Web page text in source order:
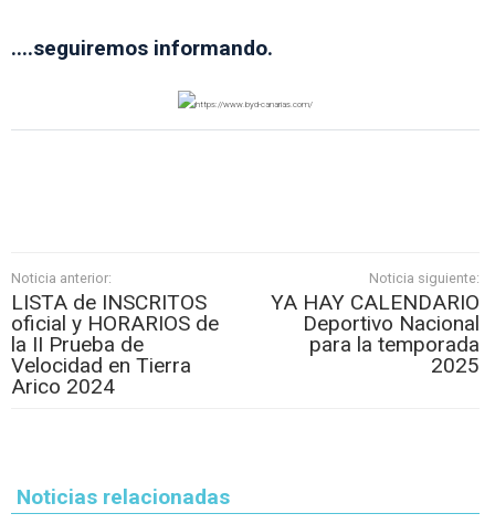
....seguiremos informando.
Noticia anterior:
LISTA de INSCRITOS
oficial y HORARIOS de
la II Prueba de
Velocidad en Tierra
Arico 2024
Noticia siguiente:
YA HAY CALENDARIO
Deportivo Nacional
para la temporada
2025
Noticias relacionadas